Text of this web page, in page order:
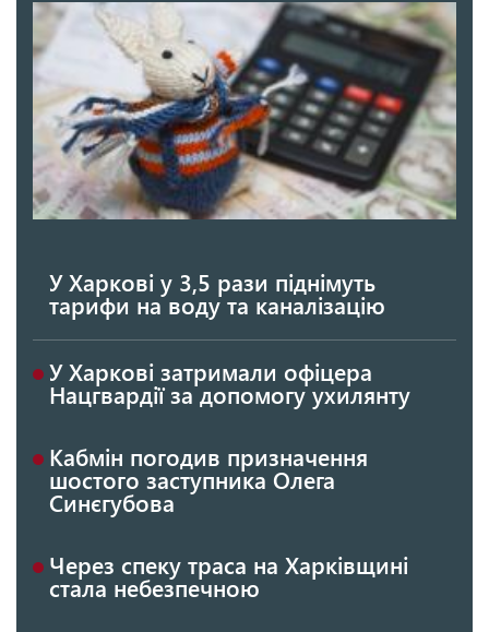
У Харкові у 3,5 рази піднімуть
тарифи на воду та каналізацію
У Харкові затримали офіцера
Нацгвардії за допомогу ухилянту
Кабмін погодив призначення
шостого заступника Олега
Синєгубова
Через спеку траса на Харківщині
стала небезпечною